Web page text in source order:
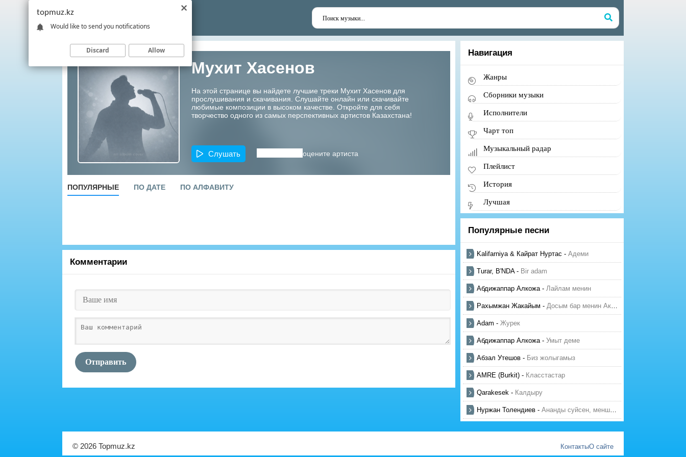
Мухит Хасенов
На этой странице вы найдете лучшие треки Мухит Хасенов для
прослушивания и скачивания. Слушайте онлайн или скачивайте
любимые композиции в высоком качестве. Откройте для себя
творчество одного из самых перспективных артистов Казахстана!
Слушать оцените артиста
ПОПУЛЯРНЫЕ ПО ДАТЕ ПО АЛФАВИТУ
Комментарии
Отправить
Навигация
Жанры
Сборники музыки
Исполнители
Чарт топ
Музыкальный радар
Плейлист
История
Лучшая
Популярные песни
Kalifarniya & Кайрат Нуртас - Адеми
Turar, B'NDA- Bir adam
Абдижаппар Алкожа- Лайлам менин
Рахымжан Жакайым - Досым бар менин Актауда
Adam - Журек
Абдижаппар Алкожа- Умыт деме
Абзал Утешов - Биз жолыгамыз
AMRE (Burkit) - Класстастар
Qarakesek - Калдыру
Нуржан Толендиев - Ананды суйсен, менше суй
© 2026 Topmuz.kz КонтактыО сайте
topmuz.kz
Would like to send you notifications
Discard Allow